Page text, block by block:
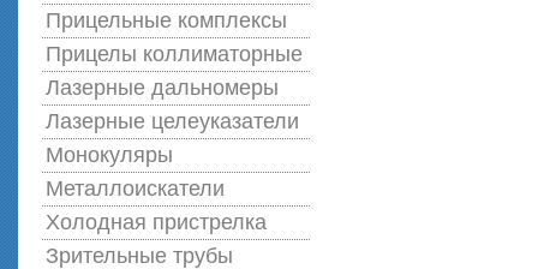
Прицельные комплексы
Прицелы коллиматорные
Лазерные дальномеры
Лазерные целеуказатели
Монокуляры
Металлоискатели
Холодная пристрелка
Зрительные трубы